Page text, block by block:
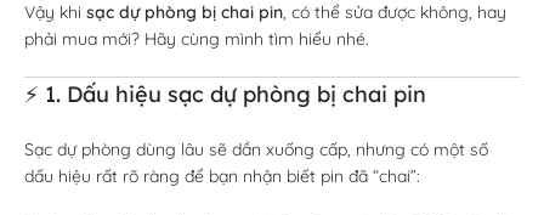
Vậy khi sạc dự phòng bị chai pin, có thể sửa được không, hay
phải mua mới? Hãy cùng mình tìm hiểu nhé.
⚡ 1. Dấu hiệu sạc dự phòng bị chai pin
Sạc dự phòng dùng lâu sẽ dần xuống cấp, nhưng có một số
dấu hiệu rất rõ ràng để bạn nhận biết pin đã “chai”: